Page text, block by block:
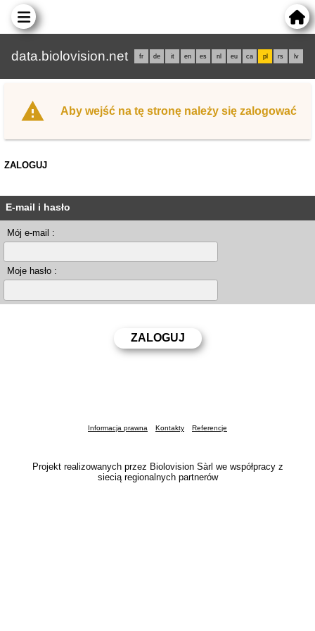
data.biolovision.net fr de it en es nl eu ca pl rs lv
Aby wejść na tę stronę należy się zalogować
ZALOGUJ
E-mail i hasło
Mój e-mail :
Moje hasło :
Informacja prawna Kontakty Referencje
Projekt realizowanych przez Biolovision Sàrl we współpracy z
siecią regionalnych partnerów